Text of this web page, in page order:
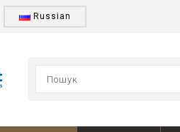
Russian